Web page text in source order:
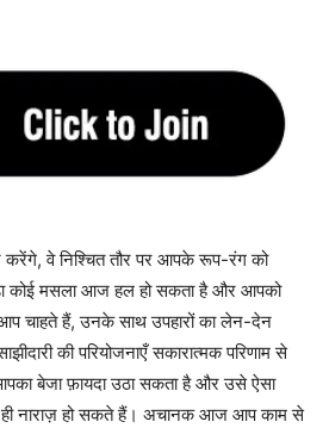
वे निश्चित तौर पर आपके रूप-रंग को
कोई मसला आज हल हो सकता है और आपको
चाहते हैं, उनके साथ उपहारों का लेन-देन
की परियोजनाएँ सकारात्मक परिणाम से
आपका बेजा फ़ायदा उठा सकता है और उसे ऐसा
नाराज़ हो सकते हैं। अचानक आज आप काम से